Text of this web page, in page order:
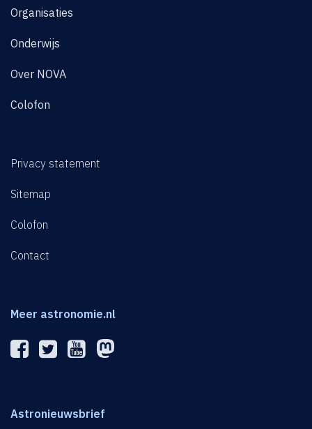
Organisaties
Onderwijs
Over NOVA
Colofon
Privacy statement
Sitemap
Colofon
Contact
Meer astronomie.nl
Astronieuwsbrief